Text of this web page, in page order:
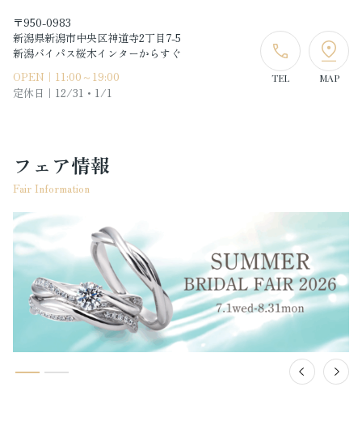
〒950-0983
新潟県新潟市中央区神道寺2丁目7-5
新潟バイパス桜木インターからすぐ
OPEN｜11:00～19:00
定休日｜ 12/31・1/1
TEL MAP
フェア情報
Fair Information